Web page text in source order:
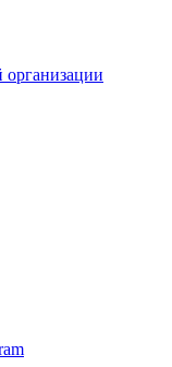
организации